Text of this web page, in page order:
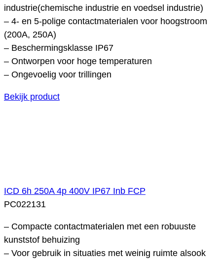
industrie(chemische industrie en voedsel industrie)
– 4- en 5-polige contactmaterialen voor hoogstroom
(200A, 250A)
– Beschermingsklasse IP67
– Ontworpen voor hoge temperaturen
– Ongevoelig voor trillingen
Bekijk product
ICD 6h 250A 4p 400V IP67 Inb FCP
PC022131
– Compacte contactmaterialen met een robuuste
kunststof behuizing
– Voor gebruik in situaties met weinig ruimte alsook